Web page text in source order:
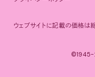
ウェブサイトに記載の価格は
©1945-